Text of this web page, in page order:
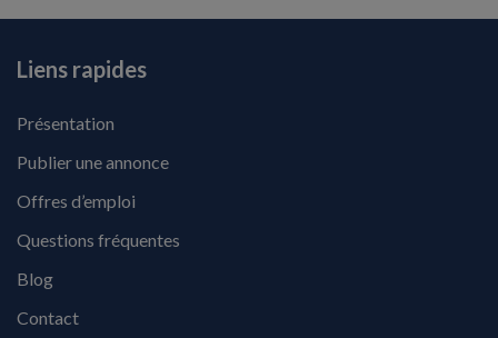
Liens rapides
Présentation
Publier une annonce
Offres d’emploi
Questions fréquentes
Blog
Contact